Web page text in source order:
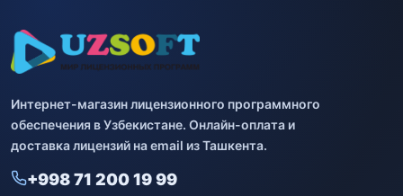
Интернет-магазин лицензионного программного
обеспечения в Узбекистане. Онлайн-оплата и
доставка лицензий на email из Ташкента.
+998 71 200 19 99